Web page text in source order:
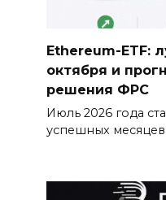
Ethereum-ETF:
октября и
решения ФРС
Июль 2026 года
успешных месяцев